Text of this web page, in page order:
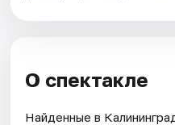
О спектакле
Найденные в